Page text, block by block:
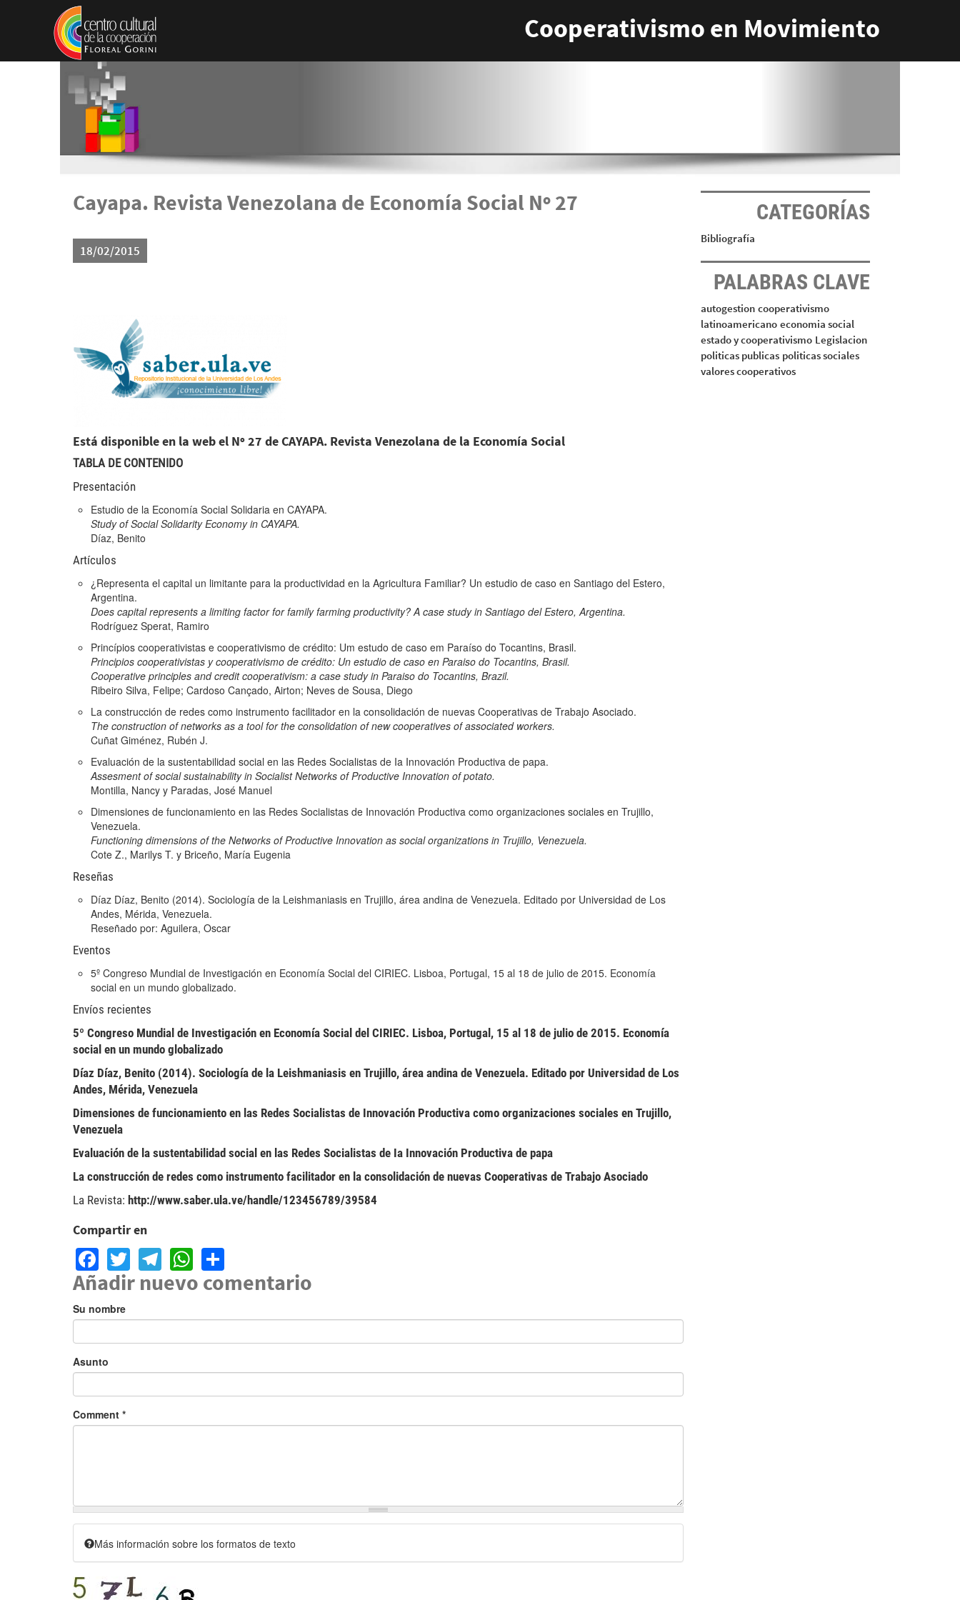
Pasar al contenido principal
Cooperativismo en Movimiento
Cayapa. Revista Venezolana de Economía Social Nº 27
18/02/2015
logo_saber-1-300x157.png
Está disponible en la web el Nº 27 de CAYAPA. Revista Venezolana de la Economía Social
TABLA DE CONTENIDO
Presentación
Estudio de la Economía Social Solidaria en CAYAPA.
Study of Social Solidarity Economy in CAYAPA.
Díaz, Benito
Artículos
¿Representa el capital un limitante para la productividad en la Agricultura Familiar? Un estudio de caso en Santiago del Estero,
Argentina.
Does capital represents a limiting factor for family farming productivity? A case study in Santiago del Estero, Argentina.
Rodríguez Sperat, Ramiro
Princípios cooperativistas e cooperativismo de crédito: Um estudo de caso em Paraíso do Tocantins, Brasil.
Principios cooperativistas y cooperativismo de crédito: Un estudio de caso en Paraiso do Tocantins, Brasil.
Cooperative principles and credit cooperativism: a case study in Paraiso do Tocantins, Brazil.
Ribeiro Silva, Felipe; Cardoso Cançado, Airton; Neves de Sousa, Diego
La construcción de redes como instrumento facilitador en la consolidación de nuevas Cooperativas de Trabajo Asociado.
The construction of networks as a tool for the consolidation of new cooperatives of associated workers.
Cuñat Giménez, Rubén J.
Evaluación de la sustentabilidad social en las Redes Socialistas de Ia Innovación Productiva de papa.
Assesment of social sustainability in Socialist Networks of Productive Innovation of potato.
Montilla, Nancy y Paradas, José Manuel
Dimensiones de funcionamiento en las Redes Socialistas de Innovación Productiva como organizaciones sociales en Trujillo,
Venezuela.
Functioning dimensions of the Networks of Productive Innovation as social organizations in Trujillo, Venezuela.
Cote Z., Marilys T. y Briceño, María Eugenia
Reseñas
Díaz Díaz, Benito (2014). Sociología de la Leishmaniasis en Trujillo, área andina de Venezuela. Editado por Universidad de Los
Andes, Mérida, Venezuela.
Reseñado por: Aguilera, Oscar
Eventos
5º Congreso Mundial de Investigación en Economía Social del CIRIEC. Lisboa, Portugal, 15 al 18 de julio de 2015. Economía
social en un mundo globalizado.
Envíos recientes
5º Congreso Mundial de Investigación en Economía Social del CIRIEC. Lisboa, Portugal, 15 al 18 de julio de 2015. Economía
social en un mundo globalizado
Díaz Díaz, Benito (2014). Sociología de la Leishmaniasis en Trujillo, área andina de Venezuela. Editado por Universidad de Los
Andes, Mérida, Venezuela
Dimensiones de funcionamiento en las Redes Socialistas de Innovación Productiva como organizaciones sociales en Trujillo,
Venezuela
Evaluación de la sustentabilidad social en las Redes Socialistas de Ia Innovación Productiva de papa
La construcción de redes como instrumento facilitador en la consolidación de nuevas Cooperativas de Trabajo Asociado
La Revista: http://www.saber.ula.ve/handle/123456789/39584
Compartir en
Facebook
TwitterTelegram
WhatsApp
Añadir nuevo comentario
Su nombre
Asunto
Comment *
Más información sobre los formatos de texto
CATEGORÍAS
Bibliografía
PALABRAS CLAVE
autogestion cooperativismo
latinoamericano economia social
estado y cooperativismo Legislacion
politicas publicas politicas sociales
valores cooperativos